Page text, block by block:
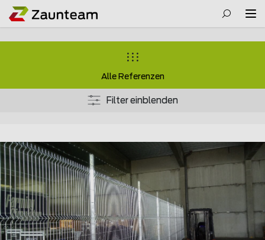
Alle Referenzen
Filter einblenden